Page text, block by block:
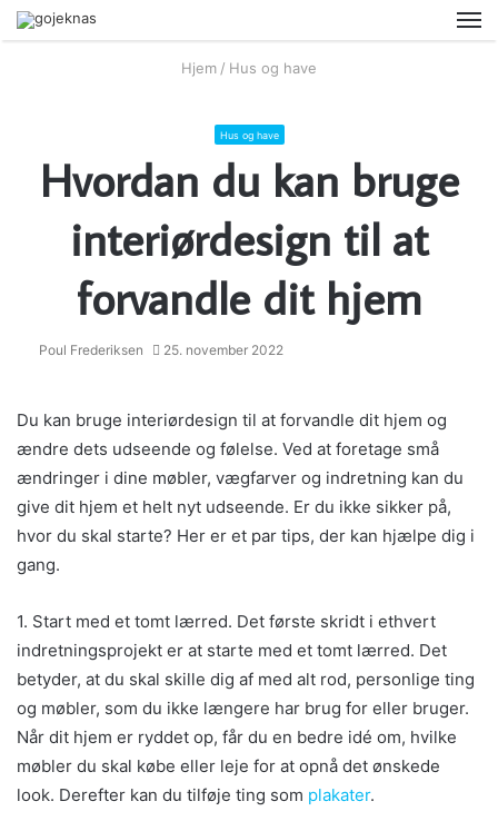
Hjem / Hus og have
Hus og have
Hvordan du kan bruge
interiørdesign til at
forvandle dit hjem
Poul Frederiksen 25. november 2022
Du kan bruge interiørdesign til at forvandle dit hjem og
ændre dets udseende og følelse. Ved at foretage små
ændringer i dine møbler, vægfarver og indretning kan du
give dit hjem et helt nyt udseende. Er du ikke sikker på,
hvor du skal starte? Her er et par tips, der kan hjælpe dig i
gang.
1. Start med et tomt lærred. Det første skridt i ethvert
indretningsprojekt er at starte med et tomt lærred. Det
betyder, at du skal skille dig af med alt rod, personlige ting
og møbler, som du ikke længere har brug for eller bruger.
Når dit hjem er ryddet op, får du en bedre idé om, hvilke
møbler du skal købe eller leje for at opnå det ønskede
look. Derefter kan du tilføje ting som plakater.